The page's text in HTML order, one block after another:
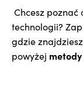
Chcesz poznać
technologii?
gdzie
powyżej